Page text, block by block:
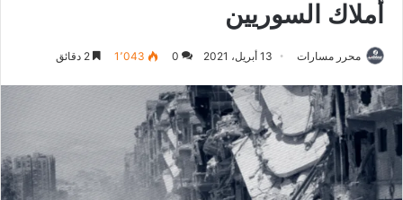
أملاك السوريين
محرر مسارات 13 أبريل، 2021 0 1٬043